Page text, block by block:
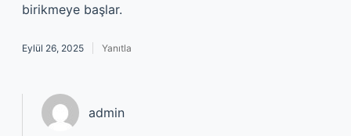
birikmeye başlar.
Eylül 26, 2025 Yanıtla
admin